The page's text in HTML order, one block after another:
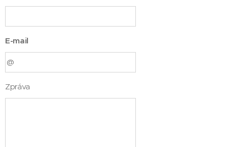
E-mail
Zpráva